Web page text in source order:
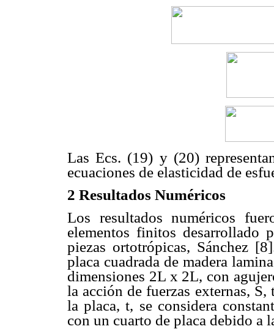
Las Ecs. (19) y (20)
ecuaciones de elasticidad de
2 Resultados Numéricos
Los resultados numéricos
elementos finitos desarrollado
piezas ortotrópicas, Sánchez
placa cuadrada de madera
dimensiones 2L x 2L, con
la acción de fuerzas externas,
la placa, t, se considera
con un cuarto de placa debido a